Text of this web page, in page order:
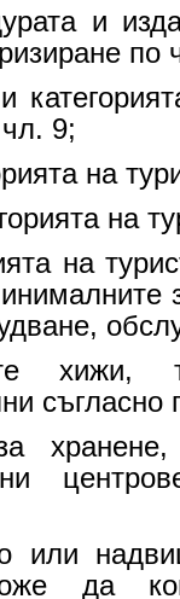
и
по
9;
на
на
на
хижи,
или
да